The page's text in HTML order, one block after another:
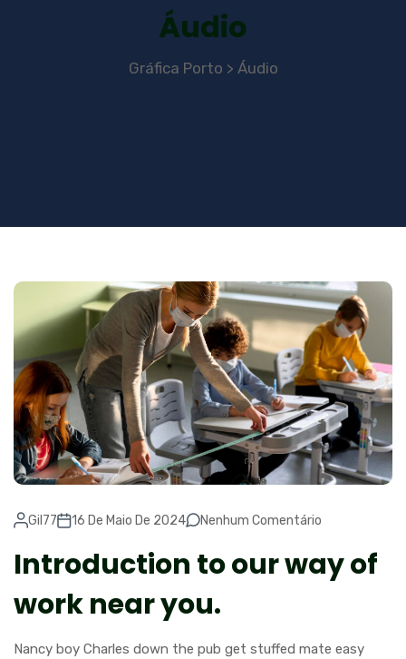
Áudio
Gráfica Porto > Áudio
Gil77 16 De Maio De 2024 Nenhum Comentário
Introduction to our way of
work near you.
Nancy boy Charles down the pub get stuffed mate easy